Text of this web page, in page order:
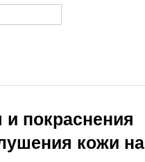
покраснения
кожи на